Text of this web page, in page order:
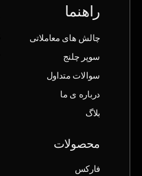
راهنما
چالش های معاملاتی
سوپر چلنج
سوالات متداول
درباره ی ما
بلاگ
محصولات
فارکس